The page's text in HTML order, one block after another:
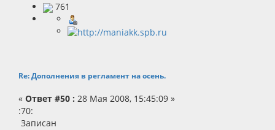
761
Re: Дополнения в регламент на осень.
« Ответ #50 : 28 Мая 2008, 15:45:09 »
:70:
Записан